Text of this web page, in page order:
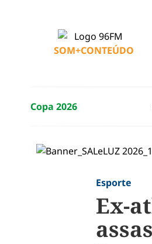
SOM+CONTEÚDO
Copa 2026
Esporte
Ex-